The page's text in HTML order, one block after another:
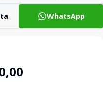
WhatsApp